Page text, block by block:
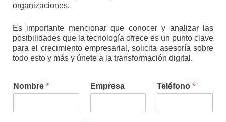
organizaciones.
Es importante mencionar que conocer y analizar las
posibilidades que la tecnología ofrece es un punto clave
para el crecimiento empresarial, solicita asesoría sobre
todo esto y más y únete a la transformación digital.
Nombre * Empresa Teléfono*